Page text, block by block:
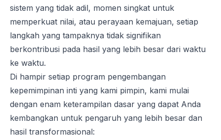
sistem yang tidak adil, momen singkat untuk
memperkuat nilai, atau perayaan kemajuan, setiap
langkah yang tampaknya tidak signifikan
berkontribusi pada hasil yang lebih besar dari waktu
ke waktu.
Di hampir setiap program pengembangan
kepemimpinan inti yang kami pimpin, kami mulai
dengan enam keterampilan dasar yang dapat Anda
kembangkan untuk pengaruh yang lebih besar dan
hasil transformasional: